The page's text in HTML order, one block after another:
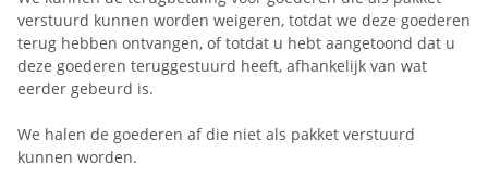
verstuurd kunnen worden weigeren, totdat we deze goederen
terug hebben ontvangen, of totdat u hebt aangetoond dat u
deze goederen teruggestuurd heeft, afhankelijk van wat
eerder gebeurd is.
We halen de goederen af die niet als pakket verstuurd
kunnen worden.